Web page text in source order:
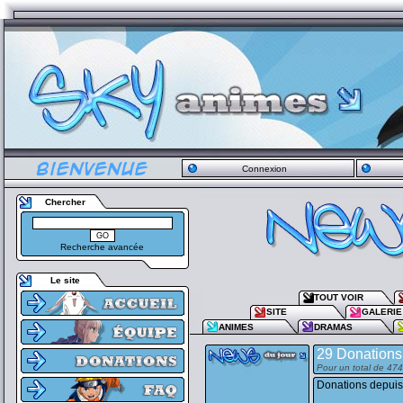
Connexion
Chercher
Recherche avancée
Le site
TOUT VOIR
SITE
GALERIE
ANIMES
DRAMAS
29
Pour un total de
Donations